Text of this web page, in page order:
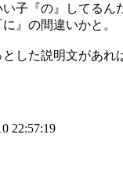
子『の』してるん
』の間違いかと。
した説明文があれ
22:57:19